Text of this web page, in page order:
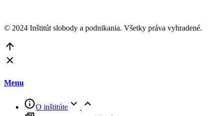
© 2024 Inštitút slobody a podnikania. Všetky práva vyhradené.
Menu
O inštitúte